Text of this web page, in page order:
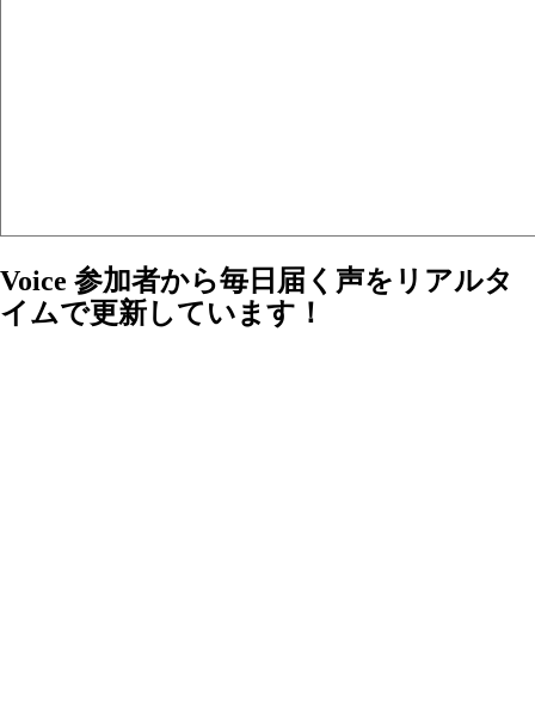
Voice 参加者から毎日届く声をリアルタ
イムで更新しています！